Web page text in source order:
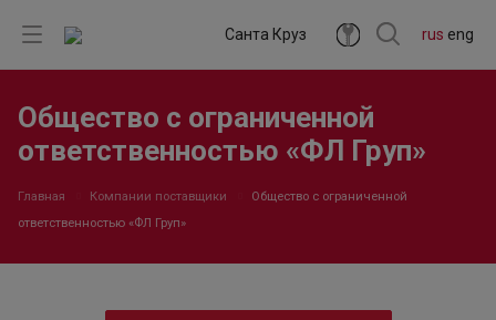
rus eng
Санта Круз
Общество с ограниченной
ответственностью «ФЛ Груп»
Главная Компании поставщики
Общество с ограниченной
ответственностью «ФЛ Груп»